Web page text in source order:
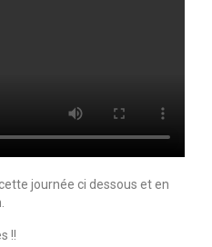
journée ci dessous et en
!!